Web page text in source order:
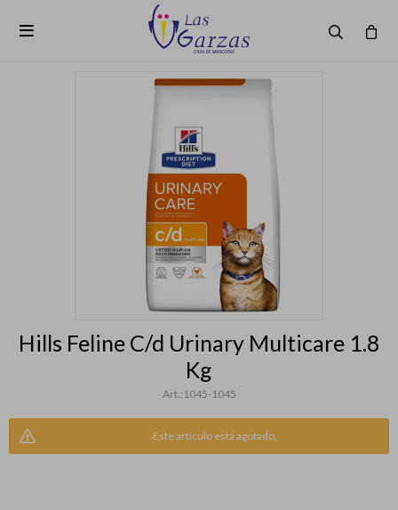

Hills Feline C/d Urinary Multicare 1.8
Kg
1045-1045
Este artículo está agotado.